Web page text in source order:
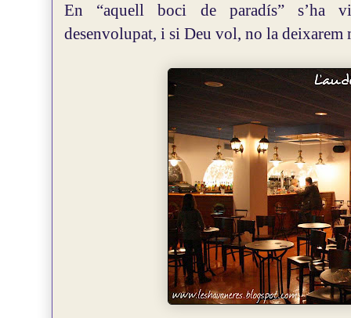
En “aquell boci de paradís” s’ha
desenvolupat, i si Deu vol, no la deixarem